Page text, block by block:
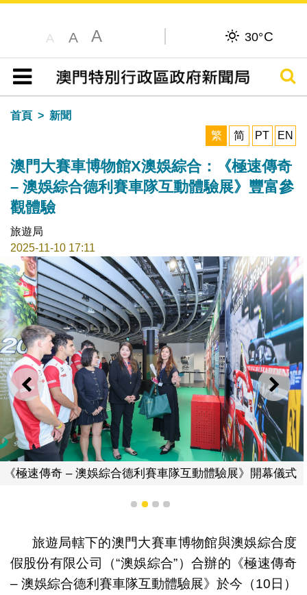
A A A 30°C
目錄
搜尋
首頁
新聞
繁
简 PT EN
澳門大賽車博物館X澳娛綜合：《極速傳奇
– 澳娛綜合德利賽車隊互動體驗展》豐富參
觀體驗
旅遊局
2025-11-10 17:11
上一則 下一
速傳奇 – 澳娛綜合德利賽車隊互動體驗展》開幕儀式 《
1 2 3 4
旅遊局轄下的澳門大賽車博物館與澳娛綜合度
假股份有限公司（“澳娛綜合”）合辦的《極速傳奇
– 澳娛綜合德利賽車隊互動體驗展》於今（10日）